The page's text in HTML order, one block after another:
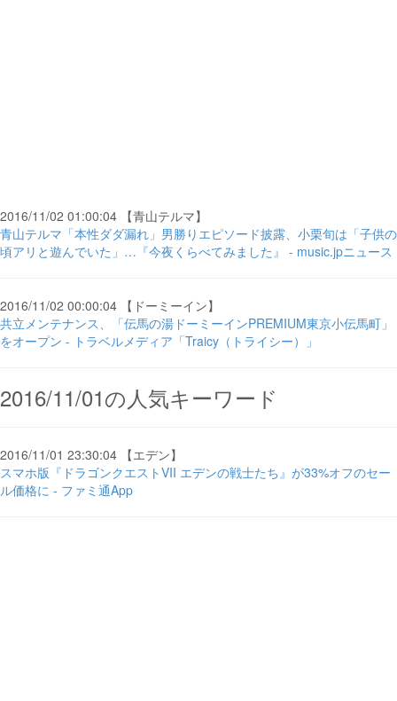
2016/11/02 01:00:04 【青山テルマ】
青山テルマ「本性ダダ漏れ」男勝りエピソード披露、小栗旬は「子供の
頃アリと遊んでいた」…『今夜くらべてみました』 - music.jpニュース
2016/11/02 00:00:04 【ドーミーイン】
共立メンテナンス、「伝馬の湯ドーミーインPREMIUM東京小伝馬町」
をオープン - トラベルメディア「Traicy（トライシー）」
2016/11/01の人気キーワード
2016/11/01 23:30:04 【エデン】
スマホ版『ドラゴンクエストVII エデンの戦士たち』が33%オフのセー
ル価格に - ファミ通App